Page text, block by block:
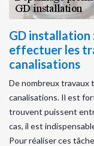
GD installation
effectuer les
canalisations
De nombreux travaux
canalisations. Il est
trouvent puissent
cas, il est
Pour réaliser ces